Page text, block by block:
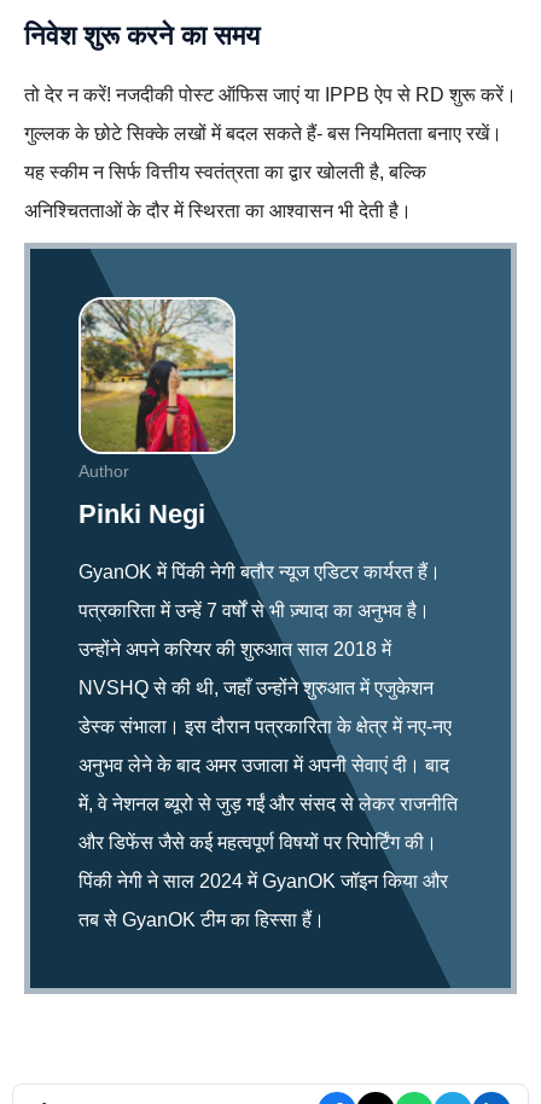
निवेश शुरू करने का समय
तो देर न करें! नजदीकी पोस्ट ऑफिस जाएं या IPPB ऐप से RD शुरू करें।
गुल्लक के छोटे सिक्के लखों में बदल सकते हैं- बस नियमितता बनाए रखें।
यह स्कीम न सिर्फ वित्तीय स्वतंत्रता का द्वार खोलती है, बल्कि
अनिश्चितताओं के दौर में स्थिरता का आश्वासन भी देती है।
Author
Pinki Negi
GyanOK में पिंकी नेगी बतौर न्यूज एडिटर कार्यरत हैं।
पत्रकारिता में उन्हें 7 वर्षों से भी ज़्यादा का अनुभव है।
उन्होंने अपने करियर की शुरुआत साल 2018 में
NVSHQ से की थी, जहाँ उन्होंने शुरुआत में एजुकेशन
डेस्क संभाला। इस दौरान पत्रकारिता के क्षेत्र में नए-नए
अनुभव लेने के बाद अमर उजाला में अपनी सेवाएं दी। बाद
में, वे नेशनल ब्यूरो से जुड़ गईं और संसद से लेकर राजनीति
और डिफेंस जैसे कई महत्वपूर्ण विषयों पर रिपोर्टिंग की।
पिंकी नेगी ने साल 2024 में GyanOK जॉइन किया और
तब से GyanOK टीम का हिस्सा हैं।